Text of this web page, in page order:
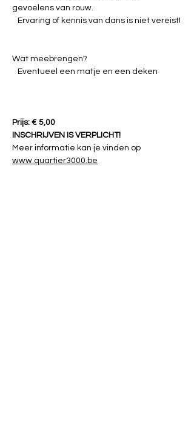
gevoelens van rouw.
Ervaring of kennis van dans is niet vereist!
Wat meebrengen?
Eventueel een matje en een deken
Prijs: € 5,00
INSCHRIJVEN IS VERPLICHT!
Meer informatie kan je vinden op
www.quartier3000.be